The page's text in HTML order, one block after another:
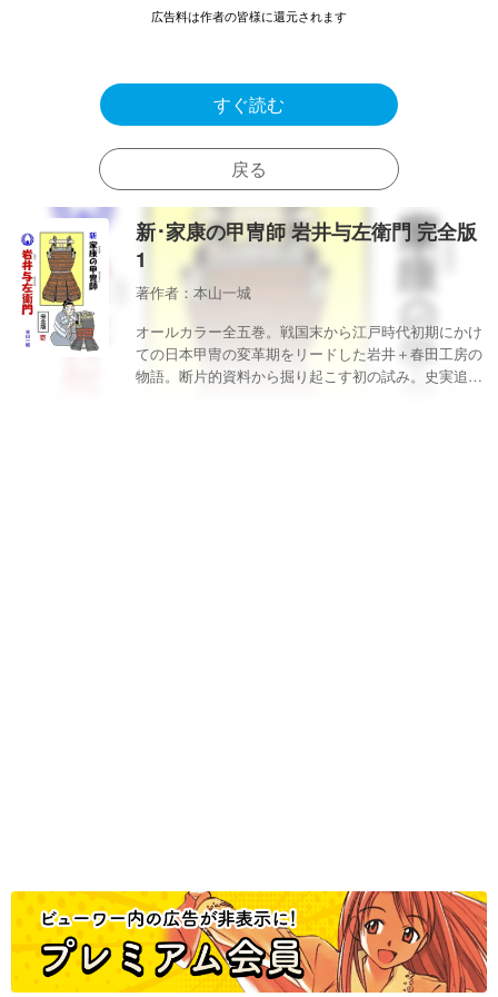
広告料は作者の皆様に還元されます
すぐ読む
戻る
新･家康の甲冑師 岩井与左衛門 完全版
1
著作者：本山一城
オールカラー全五巻。戦国末から江戸時代初期にかけ
ての日本甲冑の変革期をリードした岩井＋春田工房の
物語。断片的資料から掘り起こす初の試み。史実追及